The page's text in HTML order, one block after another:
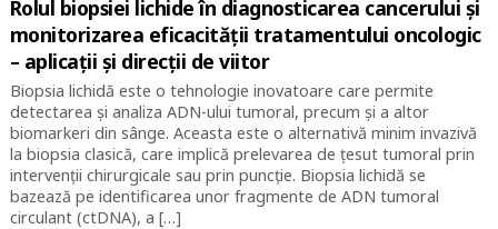
Rolul biopsiei lichide în diagnosticarea cancerului și
monitorizarea eficacității tratamentului oncologic
– aplicații și direcții de viitor
Biopsia lichidă este o tehnologie inovatoare care permite
detectarea și analiza ADN-ului tumoral, precum și a altor
biomarkeri din sânge. Aceasta este o alternativă minim invazivă
la biopsia clasică, care implică prelevarea de țesut tumoral prin
intervenții chirurgicale sau prin puncție. Biopsia lichidă se
bazează pe identificarea unor fragmente de ADN tumoral
circulant (ctDNA), a […]